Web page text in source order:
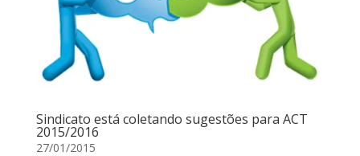
Sindicato está coletando sugestões para ACT
2015/2016
27/01/2015